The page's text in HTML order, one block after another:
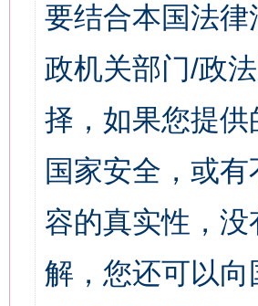
要结合本国法
政机关部门/政
择，如果您提
国家安全，或
容的真实性，
解，您还可以